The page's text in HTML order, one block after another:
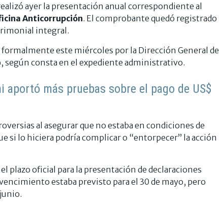
ayer la presentación anual correspondiente al
Anticorrupción. El comprobante quedó registrado
integral.
este miércoles por la Dirección General de
según consta en el expediente administrativo.
más pruebas sobre el pago de US$
al asegurar que no estaba en condiciones de
si lo hiciera podría complicar o “entorpecer” la acción
plazo oficial para la presentación de declaraciones
estaba previsto para el 30 de mayo, pero